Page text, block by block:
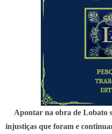
Apontar na obra de Lobato
injustiças que foram e